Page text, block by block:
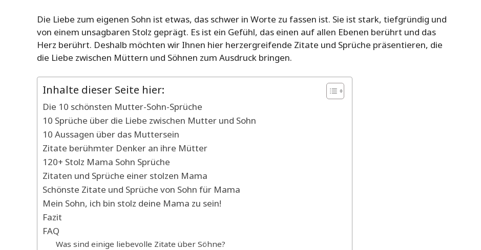
Die Liebe zum eigenen Sohn ist etwas, das schwer in Worte zu fassen ist. Sie ist stark, tiefgründig und
von einem unsagbaren Stolz geprägt. Es ist ein Gefühl, das einen auf allen Ebenen berührt und das
Herz berührt. Deshalb möchten wir Ihnen hier herzergreifende Zitate und Sprüche präsentieren, die
die Liebe zwischen Müttern und Söhnen zum Ausdruck bringen.
Inhalte dieser Seite hier:
Die 10 schönsten Mutter-Sohn-Sprüche
10 Sprüche über die Liebe zwischen Mutter und Sohn
10 Aussagen über das Muttersein
Zitate berühmter Denker an ihre Mütter
120+ Stolz Mama Sohn Sprüche
Zitaten und Sprüche einer stolzen Mama
Schönste Zitate und Sprüche von Sohn für Mama
Mein Sohn, ich bin stolz deine Mama zu sein!
Fazit
FAQ
Was sind einige liebevolle Zitate über Söhne?